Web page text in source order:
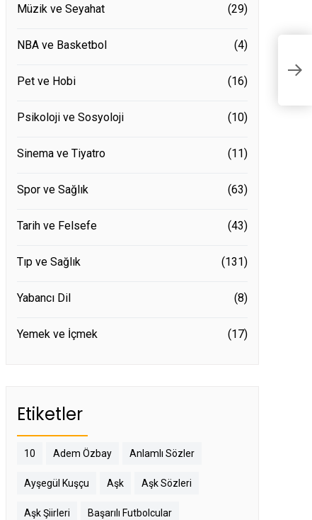
Müzik ve Seyahat (29)
NBA ve Basketbol (4)
Pet ve Hobi (16)
Psikoloji ve Sosyoloji (10)
Sinema ve Tiyatro (11)
Spor ve Sağlık (63)
Tarih ve Felsefe (43)
Tıp ve Sağlık (131)
Yabancı Dil (8)
Yemek ve İçmek (17)
Etiketler
10 Adem Özbay Anlamlı Sözler
Ayşegül Kuşçu Aşk Aşk Sözleri
Aşk Şiirleri Başarılı Futbolcular